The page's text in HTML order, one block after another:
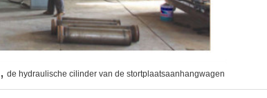
, de hydraulische cilinder van de stortplaatsaanhangwagen